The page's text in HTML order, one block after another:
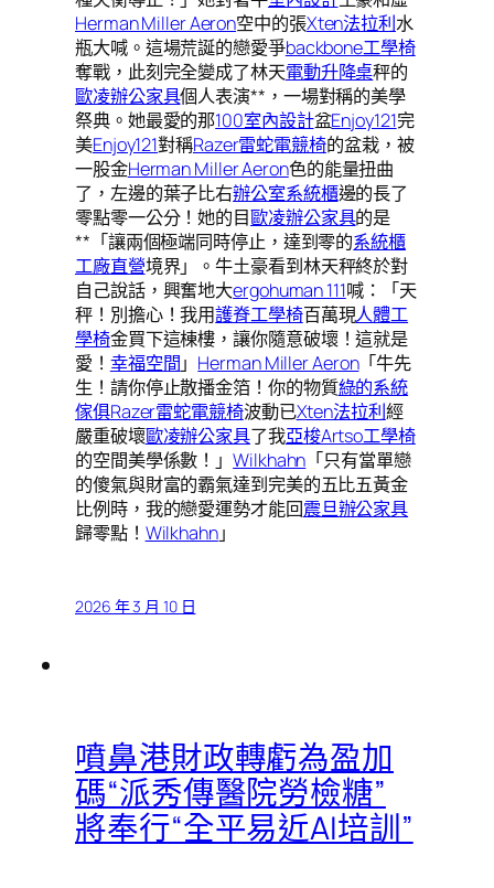
Herman Miller Aeron空中的張Xten法拉利水
瓶大喊。這場荒誕的戀愛爭backbone工學椅
奪戰，此刻完全變成了林天電動升降桌秤的
歐凌辦公家具個人表演**，一場對稱的美學
祭典。她最愛的那100室內設計盆Enjoy121完
美Enjoy121對稱Razer雷蛇電競椅的盆栽，被
一股金Herman Miller Aeron色的能量扭曲
了，左邊的葉子比右辦公室系統櫃邊的長了
零點零一公分！她的目歐凌辦公家具的是
**「讓兩個極端同時停止，達到零的系統櫃
工廠直營境界」。牛土豪看到林天秤終於對
自己說話，興奮地大ergohuman 111喊：「天
秤！別擔心！我用護脊工學椅百萬現人體工
學椅金買下這棟樓，讓你隨意破壞！這就是
愛！ 幸福空間」 Herman Miller Aeron「牛先
生！請你停止散播金箔！你的物質綠的系統
傢俱Razer雷蛇電競椅波動已Xten法拉利經
嚴重破壞歐凌辦公家具了我亞梭Artso工學椅
的空間美學係數！」Wilkhahn 「只有當單戀
的傻氣與財富的霸氣達到完美的五比五黃金
比例時，我的戀愛運勢才能回震旦辦公家具
歸零點！ Wilkhahn」
2026 年 3 月 10 日
噴鼻港財政轉虧為盈加
碼“派秀傳醫院勞檢糖”
將奉行“全平易近AI培訓”